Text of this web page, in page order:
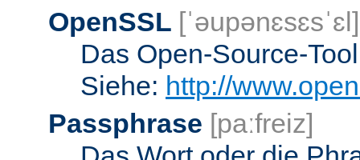
OpenSSL [ˈəupənɛsɛsˈɛl]
Das Open-Source-
Siehe: http://
Passphrase [paːfreiz]